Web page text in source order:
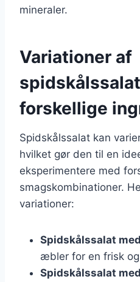
mineraler.
Variationer af
forskellige
Spidskålssalat kan
hvilket gør den til en
eksperimentere med
smagskombinationer.
variationer:
Spidskålssalat
æbler for en frisk
Spidskålssalat